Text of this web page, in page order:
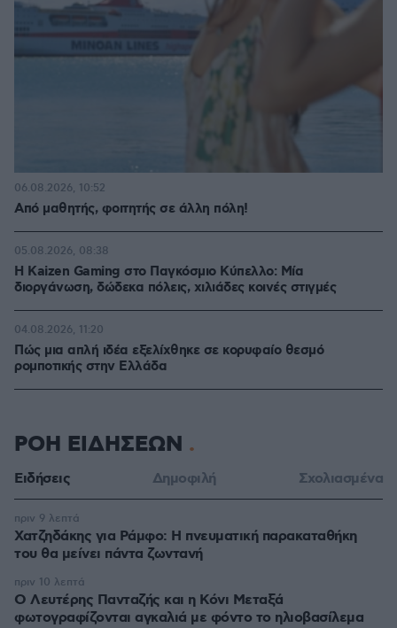
Από μαθητής, φοιτητής σε άλλη πόλη!
06.08.2026, 10:52
H Kaizen Gaming στο Παγκόσμιο Kύπελλο: Μία
διοργάνωση, δώδεκα πόλεις, χιλιάδες κοινές στιγμές
05.08.2026, 08:38
Πώς μια απλή ιδέα εξελίχθηκε σε κορυφαίο θεσμό
ρομποτικής στην Ελλάδα
04.08.2026, 11:20
ΡΟΗ ΕΙΔΗΣΕΩΝ
Ειδήσεις Δημοφιλή Σχολιασμένα
Χατζηδάκης για Ράμφο: Η πνευματική παρακαταθήκη
του θα μείνει πάντα ζωντανή
πριν 9 λεπτά
Ο Λευτέρης Πανταζής και η Κόνι Μεταξά
φωτογραφίζονται αγκαλιά με φόντο το ηλιοβασίλεμα
πριν 10 λεπτά